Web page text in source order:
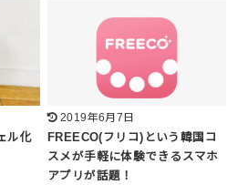
ル化
2019年6月7日
FREECO(フリコ)という韓国コ
スメが手軽に体験できるスマホ
アプリが話題！